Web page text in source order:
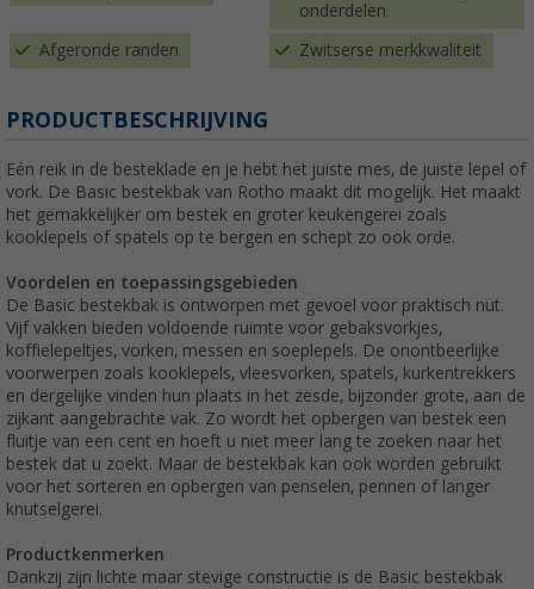
onderdelen
Afgeronde randen Zwitserse merkkwaliteit
PRODUCTBESCHRIJVING
Eén reik in de besteklade en je hebt het juiste mes, de juiste lepel of
vork. De Basic bestekbak van Rotho maakt dit mogelijk. Het maakt
het gemakkelijker om bestek en groter keukengerei zoals
kooklepels of spatels op te bergen en schept zo ook orde.
Voordelen en toepassingsgebieden
De Basic bestekbak is ontworpen met gevoel voor praktisch nut.
Vijf vakken bieden voldoende ruimte voor gebaksvorkjes,
koffielepeltjes, vorken, messen en soeplepels. De onontbeerlijke
voorwerpen zoals kooklepels, vleesvorken, spatels, kurkentrekkers
en dergelijke vinden hun plaats in het zesde, bijzonder grote, aan de
zijkant aangebrachte vak. Zo wordt het opbergen van bestek een
fluitje van een cent en hoeft u niet meer lang te zoeken naar het
bestek dat u zoekt. Maar de bestekbak kan ook worden gebruikt
voor het sorteren en opbergen van penselen, pennen of langer
knutselgerei.
Productkenmerken
Dankzij zijn lichte maar stevige constructie is de Basic bestekbak